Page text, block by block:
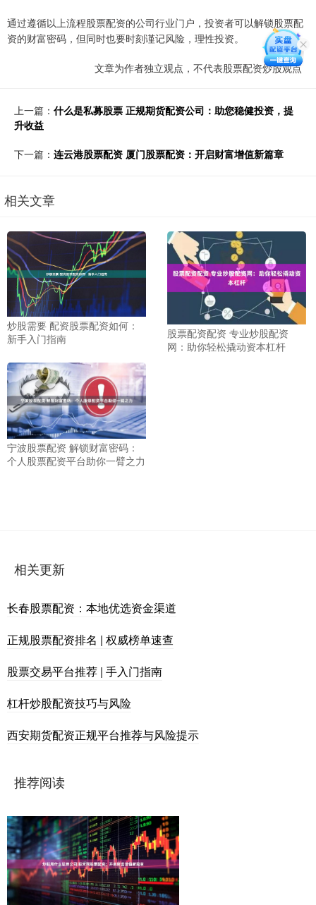
通过遵循以上流程股票配资的公司行业门户，投资者可以解锁股票配
资的财富密码，但同时也要时刻谨记风险，理性投资。
文章为作者独立观点，不代表股票配资炒股观点
上一篇： 什么是私募股票 正规期货配资公司：助您稳健投资，提
升收益
下一篇： 连云港股票配资 厦门股票配资：开启财富增值新篇章
相关文章
炒股需要 配资股票配资如何：
新手入门指南
股票配资配资 专业炒股配资
网：助你轻松撬动资本杠杆
宁波股票配资 解锁财富密码：
个人股票配资平台助你一臂之力
相关更新
长春股票配资：本地优选资金渠道
正规股票配资排名 | 权威榜单速查
股票交易平台推荐 | 手入门指南
杠杆炒股配资技巧与风险
西安期货配资正规平台推荐与风险提示
推荐阅读